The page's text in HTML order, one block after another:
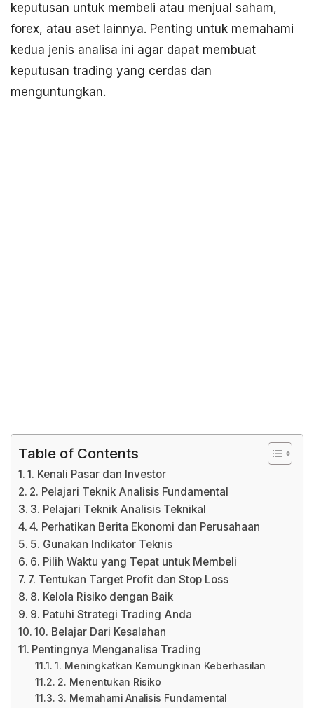
keputusan untuk membeli atau menjual saham,
forex, atau aset lainnya. Penting untuk memahami
kedua jenis analisa ini agar dapat membuat
keputusan trading yang cerdas dan
menguntungkan.
Table of Contents
1. Kenali Pasar dan Investor
2. Pelajari Teknik Analisis Fundamental
3. Pelajari Teknik Analisis Teknikal
4. Perhatikan Berita Ekonomi dan Perusahaan
5. Gunakan Indikator Teknis
6. Pilih Waktu yang Tepat untuk Membeli
7. Tentukan Target Profit dan Stop Loss
8. Kelola Risiko dengan Baik
9. Patuhi Strategi Trading Anda
10. Belajar Dari Kesalahan
Pentingnya Menganalisa Trading
1. Meningkatkan Kemungkinan Keberhasilan
2. Menentukan Risiko
3. Memahami Analisis Fundamental